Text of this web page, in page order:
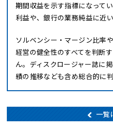
期間収益を示す指標になって
利益や、銀行の業務純益に近い
ソルベンシー・マージン比率
経営の健全性のすべてを判断
ん。ディスクロージャー誌に
績の推移なども含め総合的に
一覧